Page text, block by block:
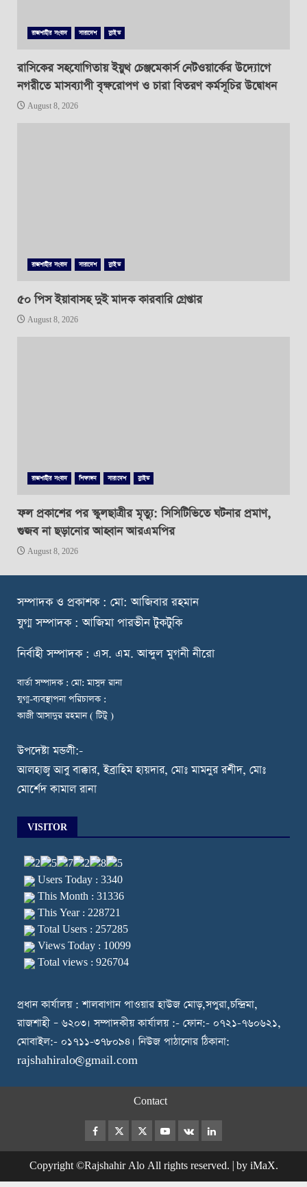
রাজশাহীর সংবাদ সারাদেশ স্লাইড
রাসিকের সহযোগিতায় ইয়ুথ চেঞ্জমেকার্স নেটওয়ার্কের উদ্যোগে
নগরীতে মাসব্যাপী বৃক্ষরোপণ ও চারা বিতরণ কর্মসূচির উদ্বোধন
August 8, 2026
রাজশাহীর সংবাদ সারাদেশ স্লাইড
৫০ পিস ইয়াবাসহ দুই মাদক কারবারি গ্রেপ্তার
August 8, 2026
রাজশাহীর সংবাদ শিক্ষাঙ্গন সারাদেশ স্লাইড
ফল প্রকাশের পর স্কুলছাত্রীর মৃত্যু: সিসিটিভিতে ঘটনার প্রমাণ,
গুজব না ছড়ানোর আহ্বান আরএমপির
August 8, 2026
সম্পাদক ও প্রকাশক : মো: আজিবার রহমান
যুগ্ম সম্পাদক : আজিমা পারভীন টুকটুকি
নির্বাহী সম্পাদক : এস. এম. আব্দুল মুগনী নীরো
বার্তা সম্পাদক : মো: মাসুদ রানা
যুগ্ম-ব্যবস্থাপনা পরিচালক :
কাজী আসাদুর রহমান ( টিটু )
উপদেষ্টা মন্ডলী:-
আলহাজ্ব আবু বাক্কার, ইব্রাহিম হায়দার, মোঃ মামনুর রশীদ, মোঃ
মোর্শেদ কামাল রানা
VISITOR
Users Today : 3340
This Month : 31336
This Year : 228721
Total Users : 257285
Views Today : 10099
Total views : 926704
প্রধান কার্যালয় : শালবাগান পাওয়ার হাউজ মোড়,সপুরা,চন্দ্রিমা,
রাজশাহী – ৬২০৩। সম্পাদকীয় কার্যালয় :- ফোন:- ০৭২১-৭৬০৬২১,
মোবাইল:- ০১৭১১-৩৭৮০৯৪। নিউজ পাঠানোর ঠিকানা:
rajshahiralo@gmail.com
Contact
Facebook
TwitterInstagram
Youtube
VK LinkedIn
Copyright ©Rajshahir Alo All rights reserved. by iMaX.